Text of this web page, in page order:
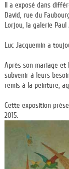
Il a exposé dans
David, rue du
Lorjou, la galerie
Luc Jacquemin a
Après son mariage
subvenir à leurs
remis à la peinture,
Cette exposition
2015.